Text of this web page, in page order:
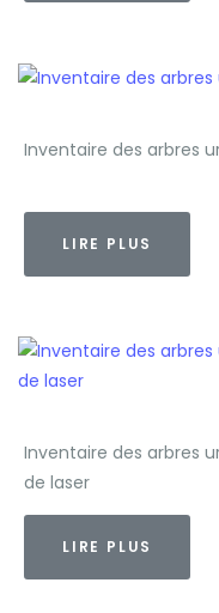
Inventaire des arbres
LIRE PLUS
Inventaire des arbres
de laser
LIRE PLUS